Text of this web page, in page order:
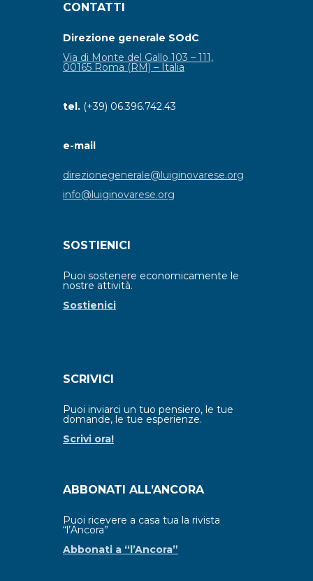
CONTATTI
Direzione generale SOdC
Via di Monte del Gallo 103 – 111,
00165 Roma (RM) – Italia
tel. (+39) 06.396.742.43
e-mail
direzionegenerale@luiginovarese.org
info@luiginovarese.org
SOSTIENICI
Puoi sostenere economicamente le
nostre attività.
Sostienici
SCRIVICI
Puoi inviarci un tuo pensiero, le tue
domande, le tue esperienze.
Scrivi ora!
ABBONATI ALL’ANCORA
Puoi ricevere a casa tua la rivista
“l’Ancora”
Abbonati a “l’Ancora”